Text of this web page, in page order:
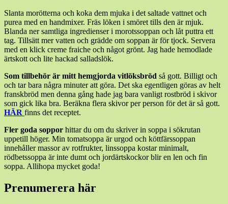
Slanta morötterna och koka dem mjuka i det saltade vattnet och
purea med en handmixer. Fräs löken i smöret tills den är mjuk.
Blanda ner samtliga ingredienser i morotssoppan och låt puttra ett
tag. Tillsätt mer vatten och grädde om soppan är för tjock. Servera
med en klick creme fraiche och något grönt. Jag hade hemodlade
ärtskott och lite hackad salladslök.
Som tillbehör är mitt hemgjorda vitlöksbröd så gott. Billigt och
och tar bara några minuter att göra. Det ska egentligen göras av helt
franskbröd men denna gång hade jag bara vanligt rostbröd i skivor
som gick lika bra. Beräkna flera skivor per person för det är så gott.
HÄR finns det receptet.
Fler goda soppor hittar du om du skriver in soppa i sökrutan
uppetill höger. Min tomatsoppa är urgod och köttfärssoppan
innehåller massor av rotfrukter, linssoppa kostar minimalt,
rödbetssoppa är inte dumt och jordärtskockor blir en len och fin
soppa. Allihopa mycket goda!
Prenumerera här